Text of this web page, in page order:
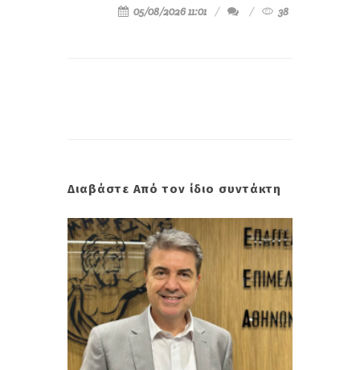
05/08/2026 11:01
38
Διαβάστε Από τον ίδιο συντάκτη